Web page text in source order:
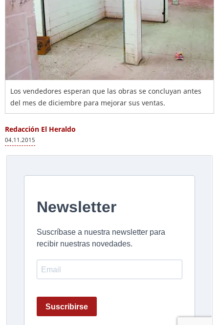
Los vendedores esperan que las obras se concluyan antes
del mes de diciembre para mejorar sus ventas.
Redacción El Heraldo
04.11.2015